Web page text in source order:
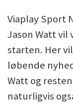
Viaplay Sport
Jason Watt
starten. Her
løbende
Watt og
naturligvis